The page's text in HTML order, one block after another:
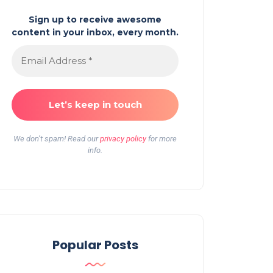
Sign up to receive awesome
content in your inbox, every month.
We don’t spam! Read ourprivacy policyfor more
info.
Popular Posts